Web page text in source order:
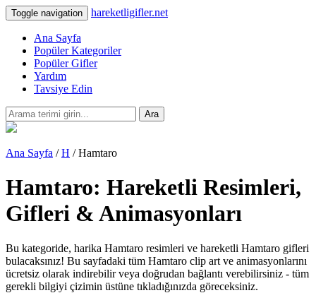
Toggle navigation hareketligifler.net
Ana Sayfa
Popüler Kategoriler
Popüler Gifler
Yardım
Tavsiye Edin
Ara
Ana Sayfa /H / Hamtaro
Hamtaro: Hareketli Resimleri,
Gifleri & Animasyonları
Bu kategoride, harika Hamtaro resimleri ve hareketli Hamtaro gifleri
bulacaksınız! Bu sayfadaki tüm Hamtaro clip art ve animasyonlarını
ücretsiz olarak indirebilir veya doğrudan bağlantı verebilirsiniz - tüm
gerekli bilgiyi çizimin üstüne tıkladığınızda göreceksiniz.